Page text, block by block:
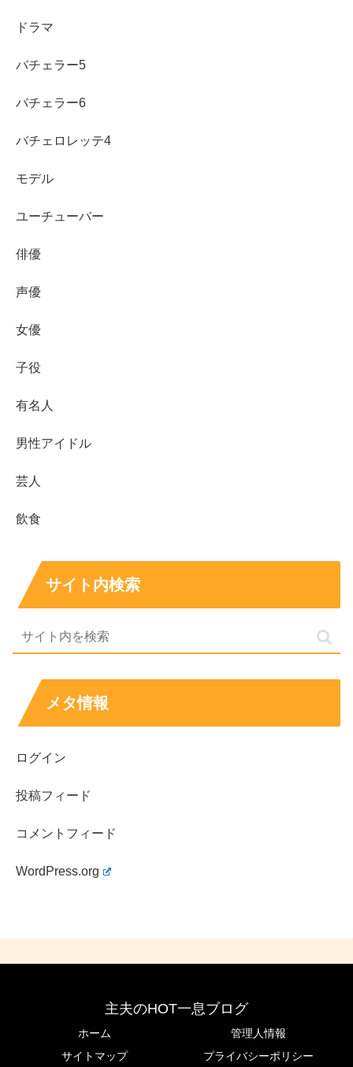
何よりベリーショートという似合う似合わないがはっきり
と分かるヘアスタイルなので、
違和感なく似合ってる吉谷彩子さんは、やはり顔立ちやバ
続いて、 2021年の12月の画像
出典元：https://www.instagram.com/p/CXds-rYhrfW/
わお～！ピンク～！
恐らく役柄で染めたのだとは思いますが、全然印象が違い
ますね～！
『ビズリーチ』のCMでは清楚系？正統派美女？という印
象の吉谷彩子さんでしたが、こちらはまた
ドラマ
バチェラー5
バチェラー6
バチェロレッテ4
モデル
ユーチューバー
俳優
声優
女優
子役
有名人
男性アイドル
芸人
飲食
サイト内検索
メタ情報
ログイン
投稿フィード
コメントフィード
WordPress.org
主夫のHOT一息ブログ
ホーム
管理人情報
サイトマップ
プライバシーポリシー